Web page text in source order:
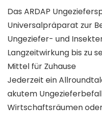
Das ARDAP
Universalpräparat zur
Ungeziefer- und
Langzeitwirkung bis zu
Mittel für Zuhause
Jederzeit ein
akutem
Wirtschaftsräumen